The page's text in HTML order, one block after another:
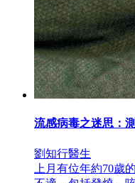
流感病毒之迷思：
劉知行醫生
上月有位年約70歲